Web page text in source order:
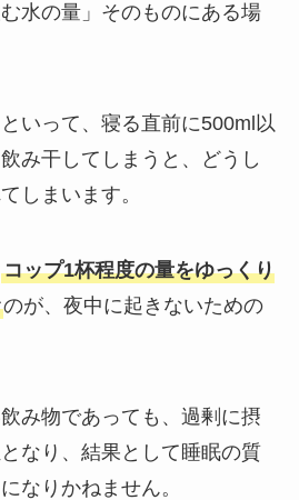
水の量」そのものにある場
いって、寝る直前に500ml以
み干してしまうと、どうし
しまいます。
コップ1杯程度の量をゆっくり
のが、夜中に起きないための
み物であっても、過剰に摂
なり、結果として睡眠の質
なりかねません。